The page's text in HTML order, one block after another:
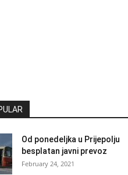
Od ponedeljka u Prijepolju
besplatan javni prevoz
February 24, 2021